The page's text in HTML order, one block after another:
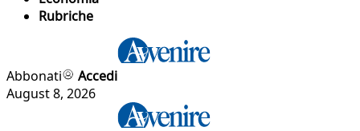
Rubriche
Abbonati
Accedi
August 8, 2026